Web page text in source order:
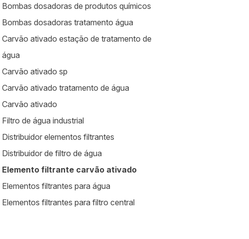
Bombas dosadoras de produtos químicos
Bombas dosadoras tratamento água
Carvão ativado estação de tratamento de
água
Carvão ativado sp
Carvão ativado tratamento de água
Carvão ativado
Filtro de água industrial
Distribuidor elementos filtrantes
Distribuidor de filtro de água
Elemento filtrante carvão ativado
Elementos filtrantes para água
Elementos filtrantes para filtro central